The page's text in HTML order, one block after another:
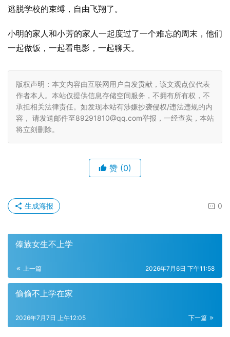
逃脱学校的束缚，自由飞翔了。
小明的家人和小芳的家人一起度过了一个难忘的周末，他们
一起做饭，一起看电影，一起聊天。
版权声明：本文内容由互联网用户自发贡献，该文观点仅代表
作者本人。本站仅提供信息存储空间服务，不拥有所有权，不
承担相关法律责任。如发现本站有涉嫌抄袭侵权/违法违规的内
容， 请发送邮件至89291810@qq.com举报，一经查实，本站
将立刻删除。
赞 (0)
0
生成海报
傣族女生不上学
上一篇 2026年7月6日 下午11:58
偷偷不上学在家
下一篇
2026年7月7日 上午12:05